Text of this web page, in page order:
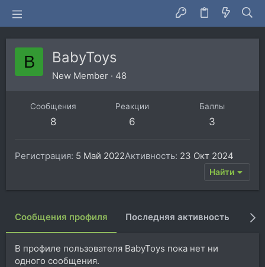
B BabyToys
New Member · 48
Сообщения
8
Реакции
6
Баллы
3
Регистрация 5 Май 2022Активность 23 Окт 2024
Найти
Сообщения профиля Последняя активность
В профиле пользователя BabyToys пока нет ни
одного сообщения.